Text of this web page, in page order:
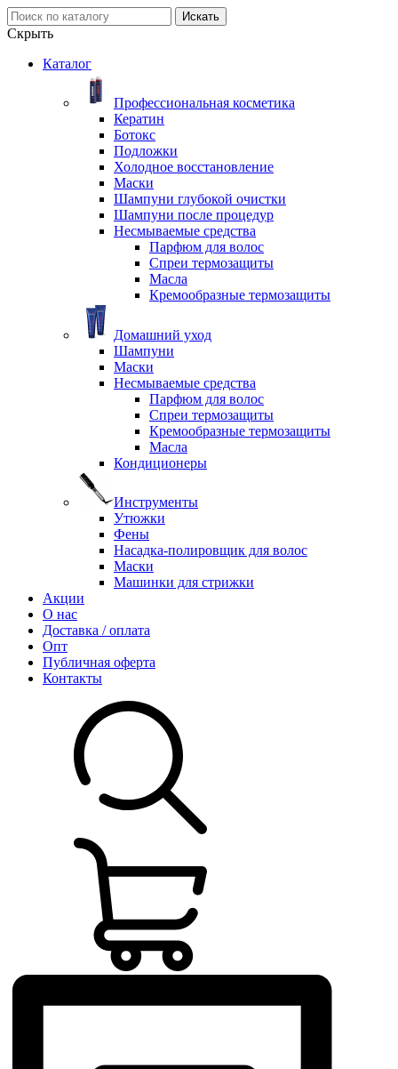
Искать
Скрыть
Каталог
Профессиональная косметика
Кератин
Ботокс
Подложки
Холодное восстановление
Маски
Шампуни глубокой очистки
Шампуни после процедур
Несмываемые средства
Парфюм для волос
Спреи термозащиты
Масла
Кремообразные термозащиты
Домашний уход
Шампуни
Маски
Несмываемые средства
Парфюм для волос
Спреи термозащиты
Кремообразные термозащиты
Масла
Кондиционеры
Инструменты
Утюжки
Фены
Насадка-полировщик для волос
Маски
Машинки для стрижки
Акции
О нас
Доставка / оплата
Опт
Публичная оферта
Контакты